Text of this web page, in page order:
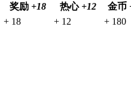
奖励 +18 热心 +12 金币
+ 18 + 12 + 180